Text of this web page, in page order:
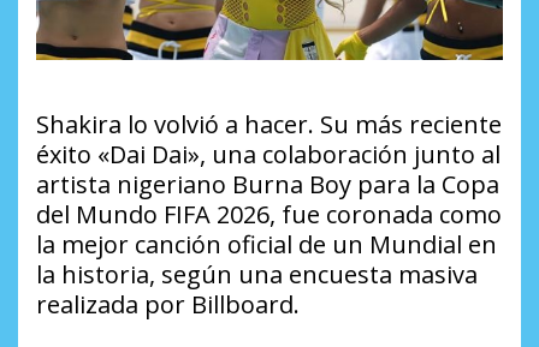
Shakira lo volvió a hacer. Su más reciente
éxito «Dai Dai», una colaboración junto al
artista nigeriano Burna Boy para la Copa
del Mundo FIFA 2026, fue coronada como
la mejor canción oficial de un Mundial en
la historia, según una encuesta masiva
realizada por Billboard.